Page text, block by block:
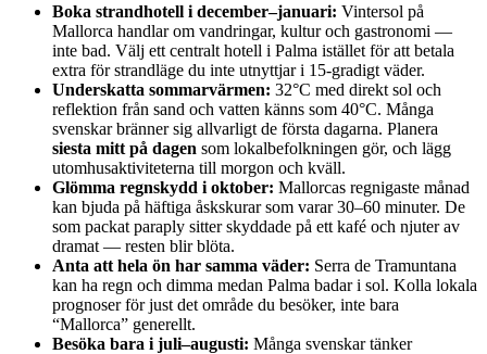
Boka strandhotell i december–januari: Vintersol på
Mallorca handlar om vandringar, kultur och gastronomi —
inte bad. Välj ett centralt hotell i Palma istället för att betala
extra för strandläge du inte utnyttjar i 15-gradigt väder.
Underskatta sommarvärmen: 32°C med direkt sol och
reflektion från sand och vatten känns som 40°C. Många
svenskar bränner sig allvarligt de första dagarna. Planera
siesta mitt på dagen som lokalbefolkningen gör, och lägg
utomhusaktiviteterna till morgon och kväll.
Glömma regnskydd i oktober: Mallorcas regnigaste månad
kan bjuda på häftiga åskskurar som varar 30–60 minuter. De
som packat paraply sitter skyddade på ett kafé och njuter av
dramat — resten blir blöta.
Anta att hela ön har samma väder: Serra de Tramuntana
kan ha regn och dimma medan Palma badar i sol. Kolla lokala
prognoser för just det område du besöker, inte bara
“Mallorca” generellt.
Besöka bara i juli–augusti: Många svenskar tänker